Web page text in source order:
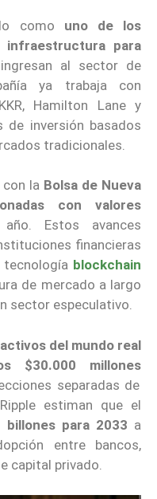
como uno de los
infraestructura para
al sector de
ya trabaja con
Hamilton Lane y
de inversión basados
tradicionales.
la Bolsa de Nueva
con valores
Estos avances
financieras
tecnología blockchain
de mercado a largo
sector especulativo.
del mundo real
$30.000 millones
separadas de
estiman que el
billones para 2033 a
entre bancos,
capital privado.